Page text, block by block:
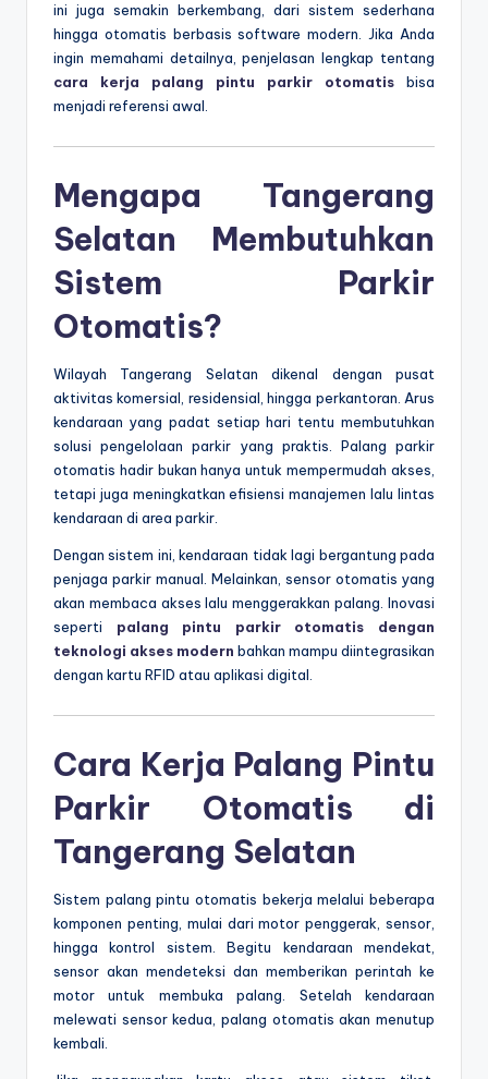
ini juga semakin berkembang, dari sistem sederhana
hingga otomatis berbasis software modern. Jika Anda
ingin memahami detailnya, penjelasan lengkap tentang
cara kerja palang pintu parkir otomatis bisa
menjadi referensi awal.
Mengapa Tangerang
Selatan Membutuhkan
Sistem Parkir
Otomatis?
Wilayah Tangerang Selatan dikenal dengan pusat
aktivitas komersial, residensial, hingga perkantoran. Arus
kendaraan yang padat setiap hari tentu membutuhkan
solusi pengelolaan parkir yang praktis. Palang parkir
otomatis hadir bukan hanya untuk mempermudah akses,
tetapi juga meningkatkan efisiensi manajemen lalu lintas
kendaraan di area parkir.
Dengan sistem ini, kendaraan tidak lagi bergantung pada
penjaga parkir manual. Melainkan, sensor otomatis yang
akan membaca akses lalu menggerakkan palang. Inovasi
seperti palang pintu parkir otomatis dengan
teknologi akses modern bahkan mampu diintegrasikan
dengan kartu RFID atau aplikasi digital.
Cara Kerja Palang Pintu
Parkir Otomatis di
Tangerang Selatan
Sistem palang pintu otomatis bekerja melalui beberapa
komponen penting, mulai dari motor penggerak, sensor,
hingga kontrol sistem. Begitu kendaraan mendekat,
sensor akan mendeteksi dan memberikan perintah ke
motor untuk membuka palang. Setelah kendaraan
melewati sensor kedua, palang otomatis akan menutup
kembali.